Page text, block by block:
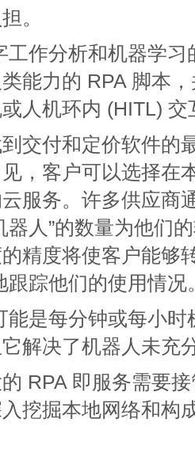
。
工作分析和机器学
能力的 RPA 脚本
人机环内 (HITL) 交
交付和定价软件的
，客户可以选择在
服务。许多供应商
器人”的数量为他们
精度将使客户能够
跟踪他们的使用情况
能是每分钟或每小
解决了机器人未充
RPA 即服务需要
挖掘本地网络和构